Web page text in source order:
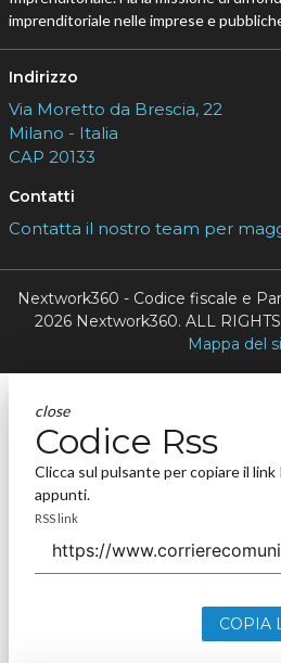
imprenditoriale nelle imprese e
Indirizzo
Via Moretto da Brescia, 22
Milano - Italia
CAP 20133
Contatti
Contatta il nostro team per
Nextwork360 - Codice fiscale e
2026 Nextwork360. ALL
Mappa del
close
Codice Rss
Clicca sul pulsante per copiare il link
appunti.
RSS link
COPIA